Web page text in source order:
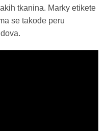
tkanina. Marky etikete
se takođe peru